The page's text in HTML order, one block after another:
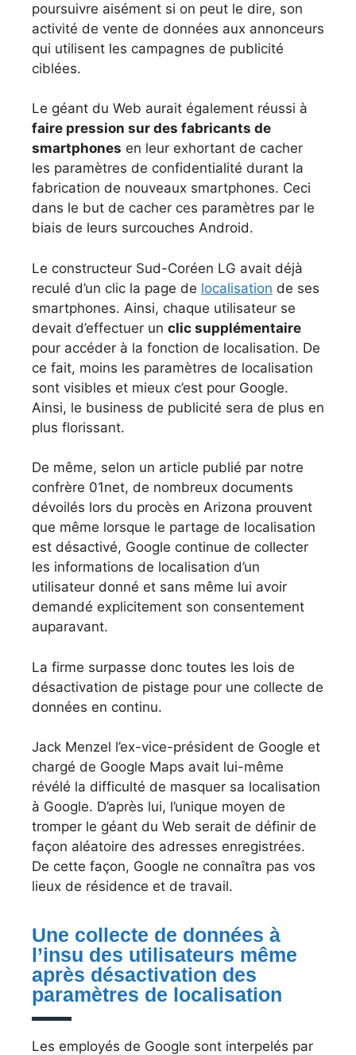
poursuivre aisément si on peut le dire, son
activité de vente de données aux annonceurs
qui utilisent les campagnes de publicité
ciblées.
Le géant du Web aurait également réussi à
faire pression sur des fabricants de
smartphones en leur exhortant de cacher
les paramètres de confidentialité durant la
fabrication de nouveaux smartphones. Ceci
dans le but de cacher ces paramètres par le
biais de leurs surcouches Android.
Le constructeur Sud-Coréen LG avait déjà
reculé d’un clic la page de localisation de ses
smartphones. Ainsi, chaque utilisateur se
devait d’effectuer un clic supplémentaire
pour accéder à la fonction de localisation. De
ce fait, moins les paramètres de localisation
sont visibles et mieux c’est pour Google.
Ainsi, le business de publicité sera de plus en
plus florissant.
De même, selon un article publié par notre
confrère 01net, de nombreux documents
dévoilés lors du procès en Arizona prouvent
que même lorsque le partage de localisation
est désactivé, Google continue de collecter
les informations de localisation d’un
utilisateur donné et sans même lui avoir
demandé explicitement son consentement
auparavant.
La firme surpasse donc toutes les lois de
désactivation de pistage pour une collecte de
données en continu.
Jack Menzel l’ex-vice-président de Google et
chargé de Google Maps avait lui-même
révélé la difficulté de masquer sa localisation
à Google. D’après lui, l’unique moyen de
tromper le géant du Web serait de définir de
façon aléatoire des adresses enregistrées.
De cette façon, Google ne connaîtra pas vos
lieux de résidence et de travail.
Une collecte de données à
l’insu des utilisateurs même
après désactivation des
paramètres de localisation
Les employés de Google sont interpelés par